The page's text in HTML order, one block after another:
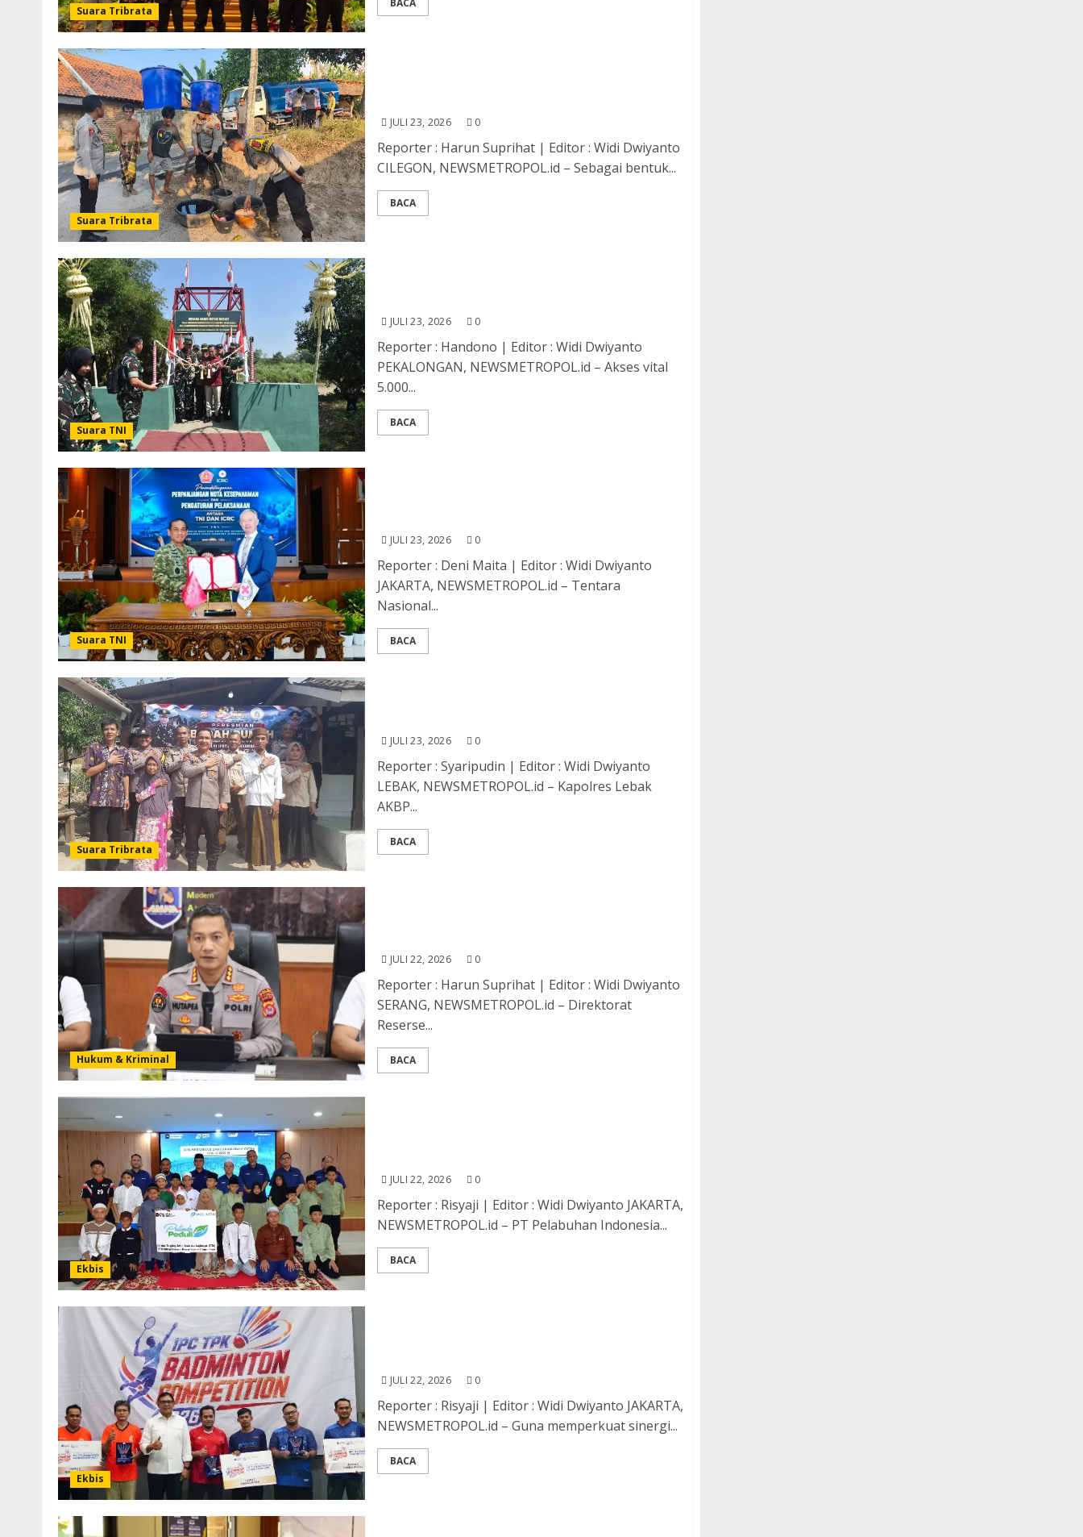
Suara Tribrata
BACA
Suara Tribrata
JULI 23, 2026 0
Reporter : Harun Suprihat | Editor : Widi Dwiyanto
CILEGON, NEWSMETROPOL.id – Sebagai bentuk...
BACA
Suara TNI
JULI 23, 2026 0
Reporter : Handono | Editor : Widi Dwiyanto
PEKALONGAN, NEWSMETROPOL.id – Akses vital
5.000...
BACA
Suara TNI
JULI 23, 2026 0
Reporter : Deni Maita | Editor : Widi Dwiyanto
JAKARTA, NEWSMETROPOL.id – Tentara
Nasional...
BACA
Suara Tribrata
JULI 23, 2026 0
Reporter : Syaripudin | Editor : Widi Dwiyanto
LEBAK, NEWSMETROPOL.id – Kapolres Lebak
AKBP...
BACA
Hukum & Kriminal
JULI 22, 2026 0
Reporter : Harun Suprihat | Editor : Widi Dwiyanto
SERANG, NEWSMETROPOL.id – Direktorat
Reserse...
BACA
Ekbis
JULI 22, 2026 0
Reporter : Risyaji | Editor : Widi Dwiyanto JAKARTA,
NEWSMETROPOL.id – PT Pelabuhan Indonesia...
BACA
Ekbis
JULI 22, 2026 0
Reporter : Risyaji | Editor : Widi Dwiyanto JAKARTA,
NEWSMETROPOL.id – Guna memperkuat sinergi...
BACA